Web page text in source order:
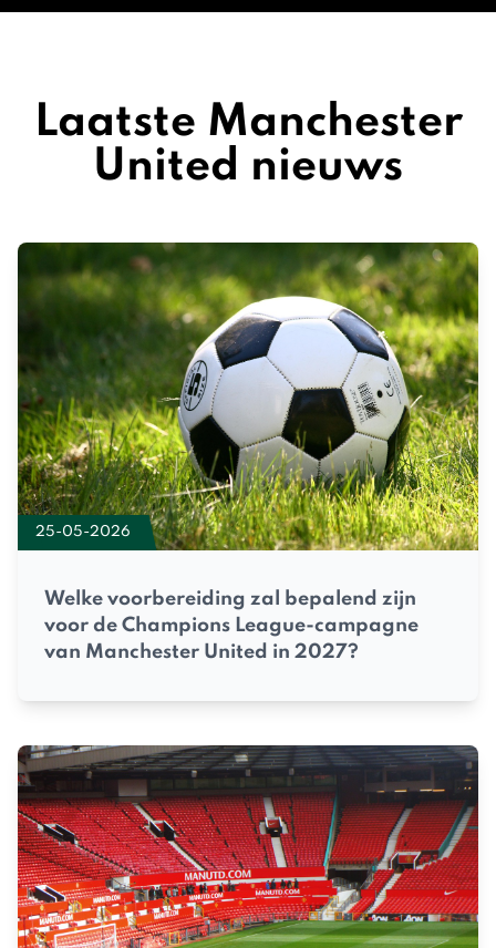
Laatste Manchester
United nieuws
25-05-2026
Welke voorbereiding zal bepalend zijn
voor de Champions League-campagne
van Manchester United in 2027?